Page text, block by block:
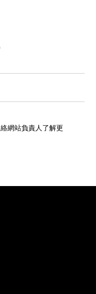
網站負責人了解更